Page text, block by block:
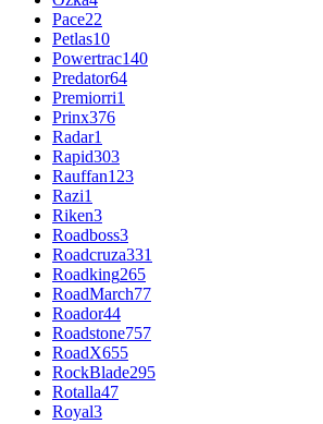
Pace22
Petlas10
Powertrac140
Predator64
Premiorri1
Prinx376
Radar1
Rapid303
Rauffan123
Razi1
Riken3
Roadboss3
Roadcruza331
Roadking265
RoadMarch77
Roador44
Roadstone757
RoadX655
RockBlade295
Rotalla47
Royal3